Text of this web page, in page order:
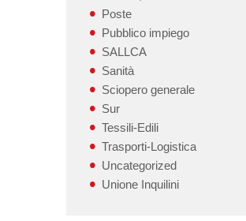
Poste
Pubblico impiego
SALLCA
Sanità
Sciopero generale
Sur
Tessili-Edili
Trasporti-Logistica
Uncategorized
Unione Inquilini